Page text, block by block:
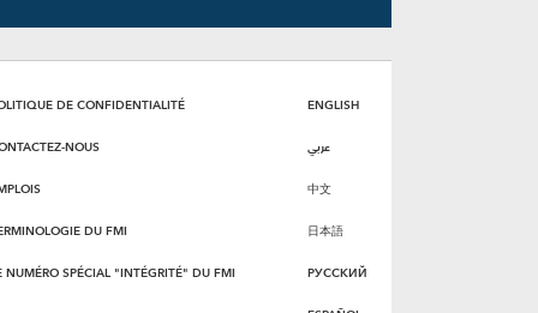
DE CONFIDENTIALITÉ
NOUS
DU FMI
NUMÉRO SPÉCIAL "INTÉGRITÉ" DU FMI
ENGLISH
عربي
中文
日本語
РУССКИЙ